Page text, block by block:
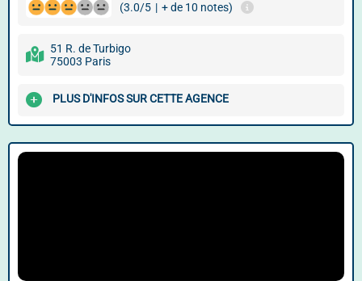
(3.0/5 | + de 10 notes)
51 R. de Turbigo
75003 Paris
PLUS D'INFOS SUR CETTE AGENCE